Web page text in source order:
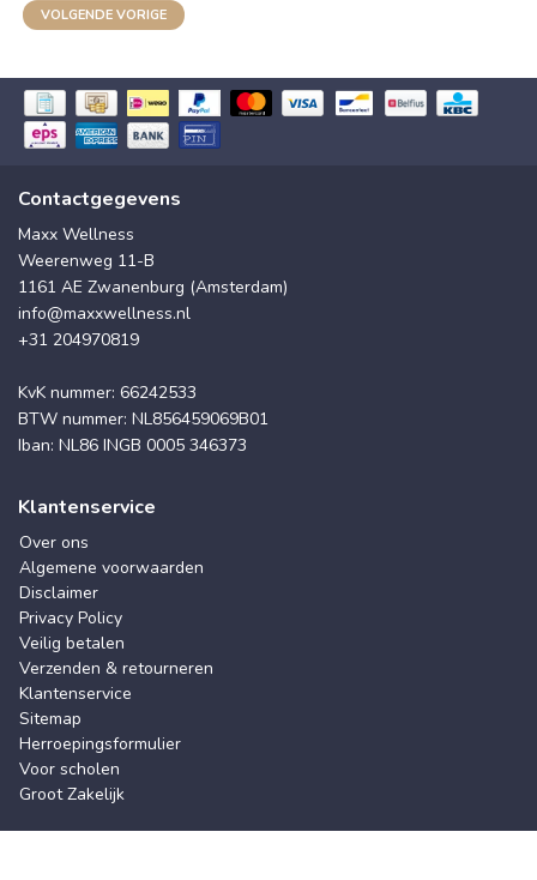
VOLGENDE VORIGE
Contactgegevens
Maxx Wellness
Weerenweg 11-B
1161 AE Zwanenburg (Amsterdam)
info@maxxwellness.nl
+31 204970819
KvK nummer: 66242533
BTW nummer: NL856459069B01
Iban: NL86 INGB 0005 346373
Klantenservice
Over ons
Algemene voorwaarden
Disclaimer
Privacy Policy
Veilig betalen
Verzenden & retourneren
Klantenservice
Sitemap
Herroepingsformulier
Voor scholen
Groot Zakelijk